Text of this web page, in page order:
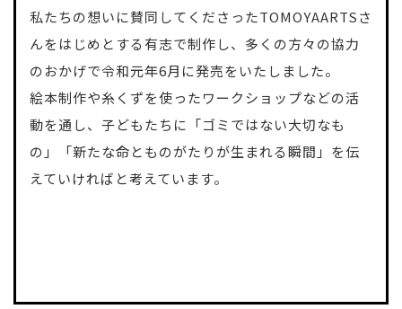
私たちの想いに賛同してくださったTOMOYAARTSさ
んをはじめとする有志で制作し、多くの方々の協力
のおかげで令和元年6月に発売をいたしました。
絵本制作や糸くずを使ったワークショップなどの活
動を通し、子どもたちに「ゴミではない大切なも
の」「新たな命とものがたりが生まれる瞬間」を伝
えていければと考えています。